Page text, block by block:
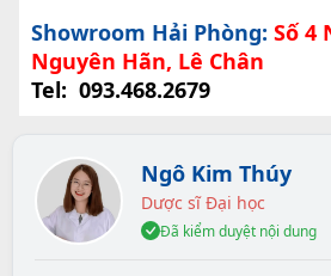
Showroom Hải Phòng: Số 4
Nguyên Hãn, Lê Chân
Tel: 093.468.2679
Ngô Kim Thúy
Dược sĩ Đại học
Đã kiểm duyệt nội dung